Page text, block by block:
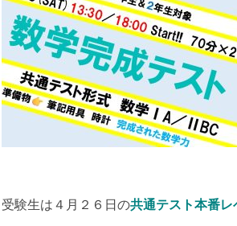
受験生は４月２６日の共通テスト本番